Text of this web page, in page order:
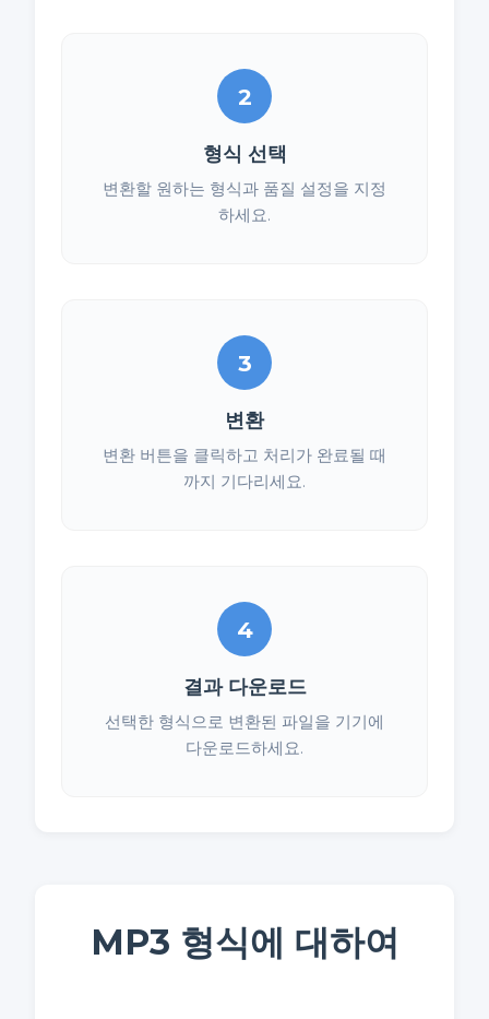
2
형식 선택
변환할 원하는 형식과 품질 설정을 지정
하세요.
3
변환
변환 버튼을 클릭하고 처리가 완료될 때
까지 기다리세요.
4
결과 다운로드
선택한 형식으로 변환된 파일을 기기에
다운로드하세요.
MP3 형식에 대하여